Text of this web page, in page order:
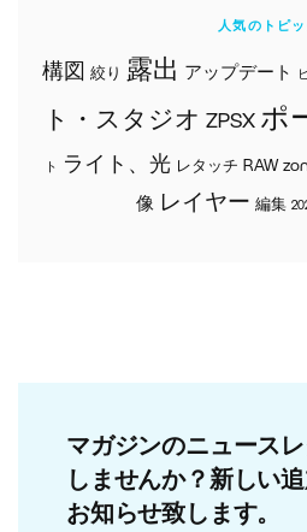
人気のトピッ
構図 絞り 露出 アップデート
ト・スタジオ ZPSX ポ
ト ライト、光 レタッチ RAW
像 レイヤー 編集
マガジンのニュース
しませんか？新しい
お知らせ致します。